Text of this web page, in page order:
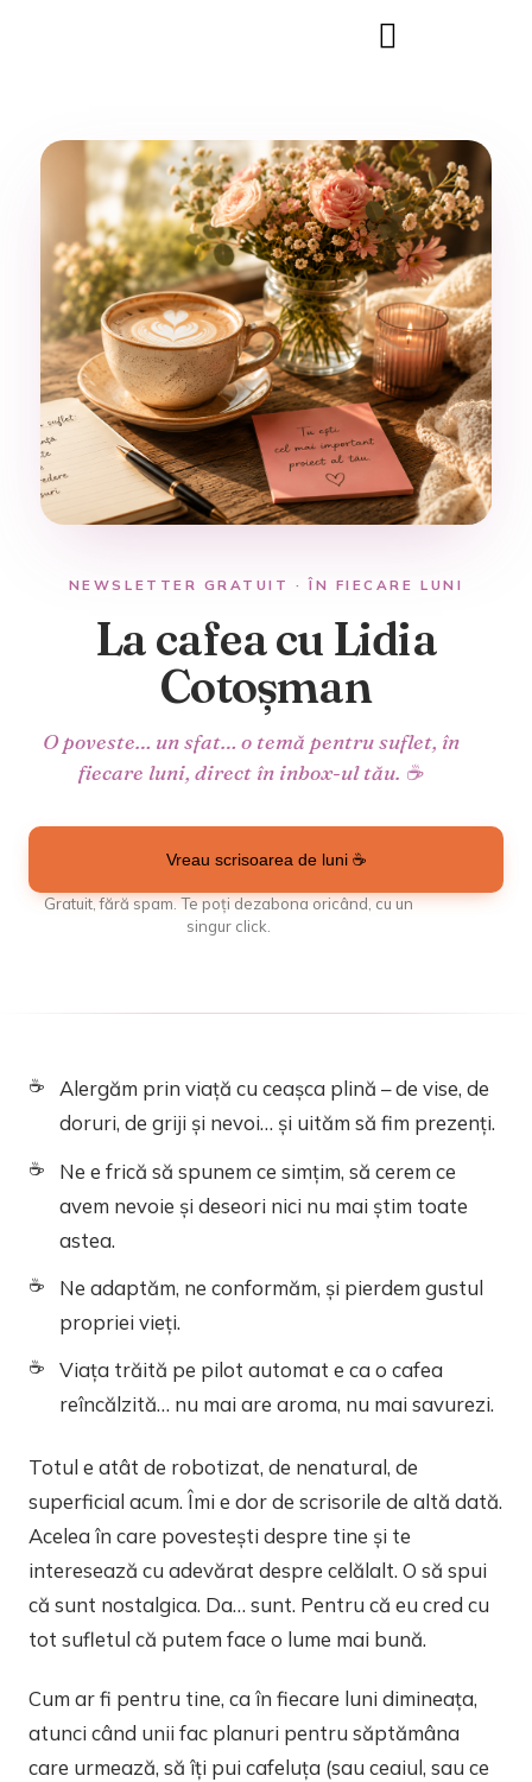
NEWSLETTER GRATUIT · ÎN FIECARE LUNI
La cafea cu Lidia
Cotoșman
O poveste… un sfat… o temă pentru suflet, în
fiecare luni, direct în inbox-ul tău. ☕
Vreau scrisoarea de luni ☕
Gratuit, fără spam. Te poți dezabona oricând, cu un
singur click.
Alergăm prin viață cu ceașca plină – de vise, de
doruri, de griji și nevoi… și uităm să fim prezenți.
Ne e frică să spunem ce simțim, să cerem ce
avem nevoie și deseori nici nu mai știm toate
astea.
Ne adaptăm, ne conformăm, și pierdem gustul
propriei vieți.
Viața trăită pe pilot automat e ca o cafea
reîncălzită… nu mai are aroma, nu mai savurezi.
Totul e atât de robotizat, de nenatural, de
superficial acum. Îmi e dor de scrisorile de altă dată.
Acelea în care povestești despre tine și te
interesează cu adevărat despre celălalt. O să spui
că sunt nostalgica. Da… sunt. Pentru că eu cred cu
tot sufletul că putem face o lume mai bună.
Cum ar fi pentru tine, ca în fiecare luni dimineața,
atunci când unii fac planuri pentru săptămâna
care urmează, să îți pui cafeluța (sau ceaiul, sau ce